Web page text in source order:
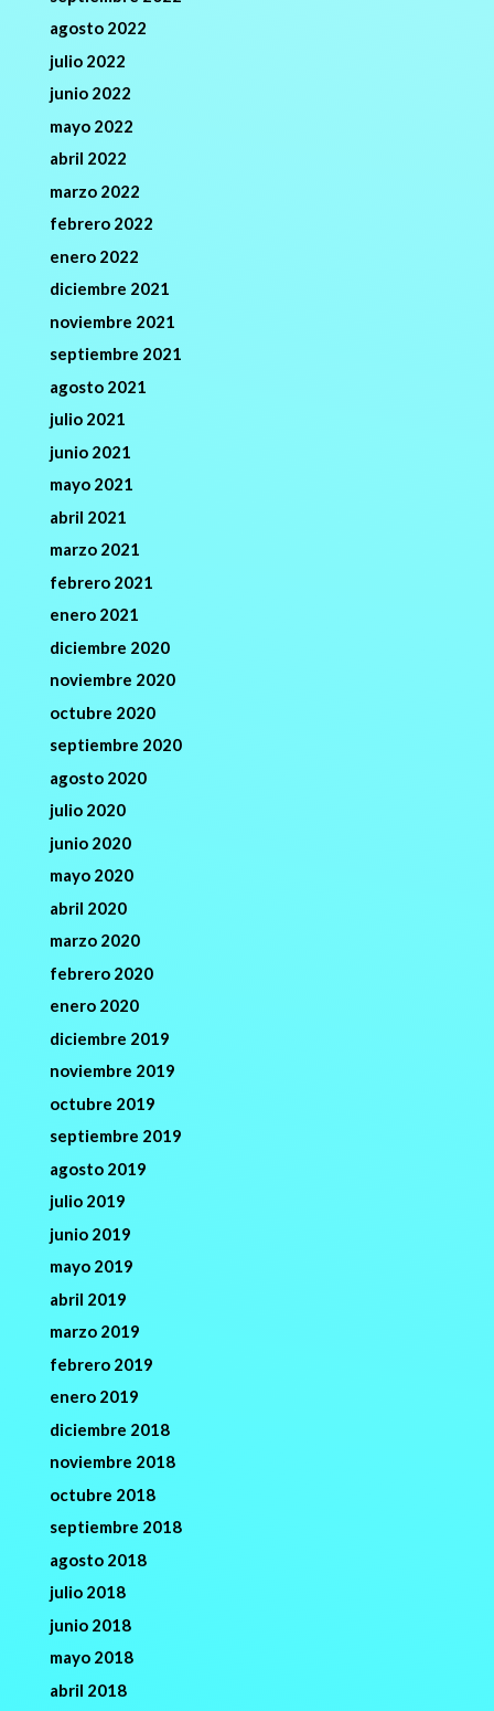
agosto 2022
julio 2022
junio 2022
mayo 2022
abril 2022
marzo 2022
febrero 2022
enero 2022
diciembre 2021
noviembre 2021
septiembre 2021
agosto 2021
julio 2021
junio 2021
mayo 2021
abril 2021
marzo 2021
febrero 2021
enero 2021
diciembre 2020
noviembre 2020
octubre 2020
septiembre 2020
agosto 2020
julio 2020
junio 2020
mayo 2020
abril 2020
marzo 2020
febrero 2020
enero 2020
diciembre 2019
noviembre 2019
octubre 2019
septiembre 2019
agosto 2019
julio 2019
junio 2019
mayo 2019
abril 2019
marzo 2019
febrero 2019
enero 2019
diciembre 2018
noviembre 2018
octubre 2018
septiembre 2018
agosto 2018
julio 2018
junio 2018
mayo 2018
abril 2018